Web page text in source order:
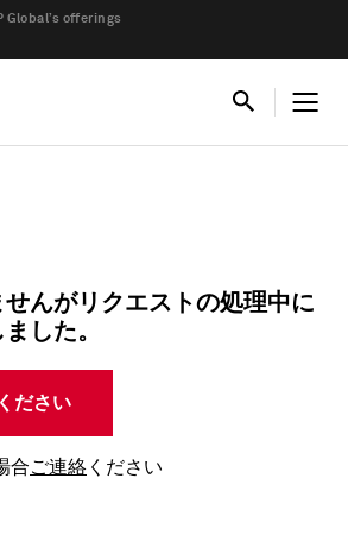
Global’s offerings
んがリクエストの処理中に
した。
ださい
合ご連絡 ください